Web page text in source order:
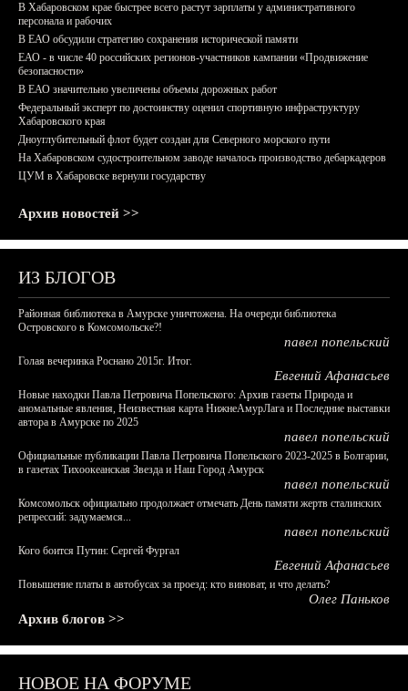
В Хабаровском крае быстрее всего растут зарплаты у административного
персонала и рабочих
В ЕАО обсудили стратегию сохранения исторической памяти
ЕАО - в числе 40 российских регионов-участников кампании «Продвижение
безопасности»
В ЕАО значительно увеличены объемы дорожных работ
Федеральный эксперт по достоинству оценил спортивную инфраструктуру
Хабаровского края
Дноуглубительный флот будет создан для Северного морского пути
На Хабаровском судостроительном заводе началось производство дебаркадеров
ЦУМ в Хабаровске вернули государству
Архив новостей >>
ИЗ БЛОГОВ
Районная библиотека в Амурске уничтожена. На очереди библиотека
Островского в Комсомольске?!
павел попельский
Голая вечеринка Роснано 2015г. Итог.
Евгений Афанасьев
Новые находки Павла Петровича Попельского: Архив газеты Природа и
аномальные явления, Неизвестная карта НижнеАмурЛага и Последние выставки
автора в Амурске по 2025
павел попельский
Официальные публикации Павла Петровича Попельского 2023-2025 в Болгарии,
в газетах Тихоокеанская Звезда и Наш Город Амурск
павел попельский
Комсомольск официально продолжает отмечать День памяти жертв сталинских
репрессий: задумаемся...
павел попельский
Кого боится Путин: Сергей Фургал
Евгений Афанасьев
Повышение платы в автобусах за проезд: кто виноват, и что делать?
Олег Паньков
Архив блогов >>
НОВОЕ НА ФОРУМЕ